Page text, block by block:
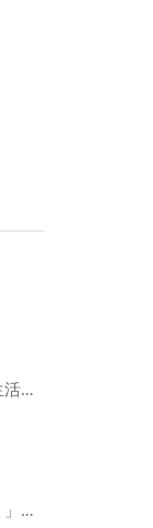
向精神薬と夏場の生活について｜精神科特化訪問看護ミント【明石市・神戸市垂水区・神戸市西区】
「しんどいな・・・」それ、こころの問題じゃないかもしれません｜精神科特化訪問看護ミント【明石市・神戸市西区・垂水区】